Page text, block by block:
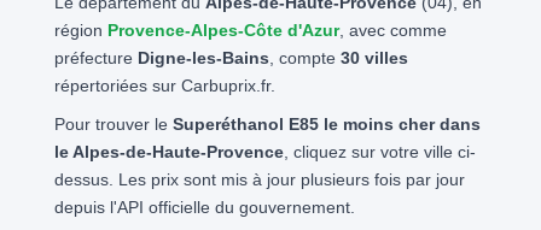
région Provence-Alpes-Côte d'Azur, avec comme
préfecture Digne-les-Bains , compte 30 villes
répertoriées sur Carbuprix.fr.
Pour trouver le Superéthanol E85 le moins cher dans
le Alpes-de-Haute-Provence, cliquez sur votre ville ci-
dessus. Les prix sont mis à jour plusieurs fois par jour
depuis l'API officielle du gouvernement.